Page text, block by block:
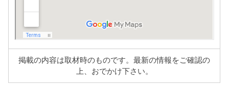
掲載の内容は取材時のものです。最新の情報をご確認の
上、おでかけ下さい。